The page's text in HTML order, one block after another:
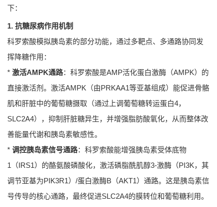
下：
1. 抗糖尿病作用机制
科罗索酸模拟胰岛素的部分功能，通过多靶点、多通路协同发
挥降糖作用：
* 激活AMPK通路：科罗索酸是AMP活化蛋白激酶（AMPK）的
直接激活剂。激活AMPK（由PRKAA1等亚基组成）能促进骨骼
肌和肝脏中的葡萄糖摄取（通过上调葡萄糖转运蛋白4，
SLC2A4），抑制肝脏糖异生，并增强脂肪酸氧化，从而整体改
善能量代谢和胰岛素敏感性。
* 调控胰岛素信号通路：科罗索酸能增强胰岛素受体底物
1（IRS1）的酪氨酸磷酸化，激活磷脂酰肌醇3-激酶（PI3K，其
调节亚基为PIK3R1）/蛋白激酶B（AKT1）通路。这是胰岛素信
号传导的核心通路，最终促进SLC2A4的膜转位和葡萄糖利用。